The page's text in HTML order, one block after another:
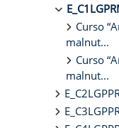
Curso
malnut...
Curso
malnut...